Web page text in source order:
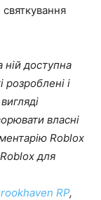
доступна
розроблені і
власні
Roblox
для
RP,